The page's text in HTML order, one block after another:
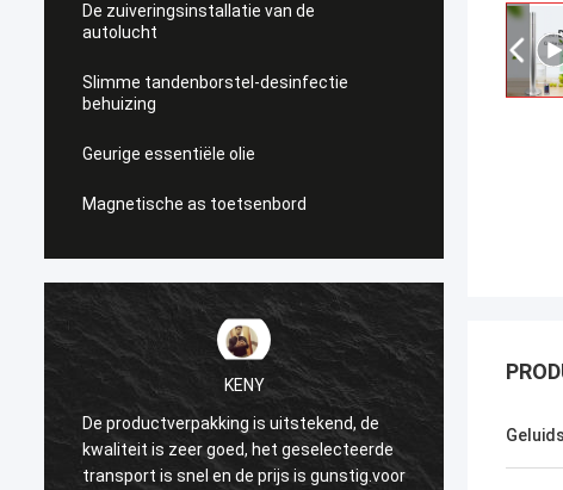
De zuiveringsinstallatie van de
autolucht
Slimme tandenborstel-desinfectie
behuizing
Geurige essentiële olie
Magnetische as toetsenbord
KENY
De productverpakking is uitstekend, de
kwaliteit is zeer goed, het geselecteerde
transport is snel en de prijs is gunstig.voor